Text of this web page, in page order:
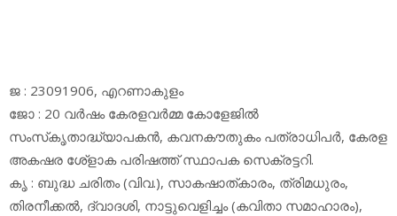
ജ : 23091906, എറണാകുളം
ജോ : 20 വര്‍ഷം കേരളവര്‍മ്മ കോളേജില്‍
സംസ്‌കൃതാദ്ധ്യാപകന്‍, കവനകൗതുകം പത്രാധിപര്‍, കേരള
അകഷര ശേ്‌ളാക പരിഷത്ത് സ്ഥാപക സെക്രട്ടറി.
കൃ : ബുദ്ധ ചരിതം (വിവ.), സാകഷാത്കാരം, ത്രിമധുരം,
തിരനീക്കല്‍, ദ്വാദശി, നാട്ടുവെളിച്ചം (കവിതാ സമാഹാരം),